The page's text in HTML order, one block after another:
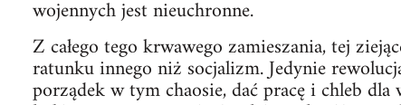
wojennych jest nieuchronne.
Z całego tego krwawego zamieszania, tej
ratunku innego niż socjalizm. Jedynie
porządek w tym chaosie, dać pracę i chleb